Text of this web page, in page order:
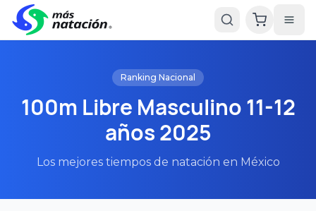
Ranking Nacional
100m Libre Masculino 11-12
años 2025
Los mejores tiempos de natación en México